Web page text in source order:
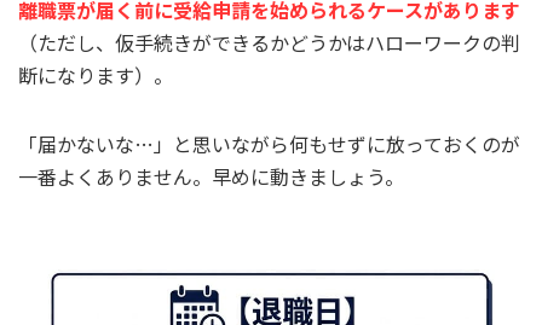
離職票が届く前に受給申請を始められるケースがあります
（ただし、仮手続きができるかどうかはハローワークの判
断になります）。
「届かないな…」と思いながら何もせずに放っておくのが
一番よくありません。早めに動きましょう。